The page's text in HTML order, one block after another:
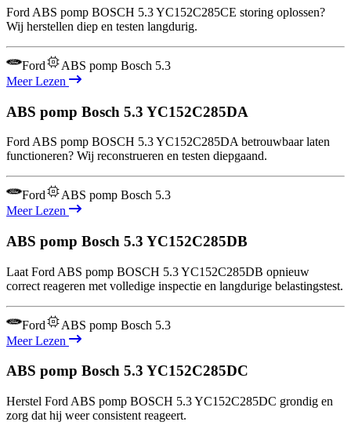
Ford ABS pomp BOSCH 5.3 YC152C285CE storing oplossen?
Wij herstellen diep en testen langdurig.
Ford
ABS pomp Bosch 5.3
Meer Lezen
ABS pomp Bosch 5.3 YC152C285DA
Ford ABS pomp BOSCH 5.3 YC152C285DA betrouwbaar laten
functioneren? Wij reconstrueren en testen diepgaand.
Ford
ABS pomp Bosch 5.3
Meer Lezen
ABS pomp Bosch 5.3 YC152C285DB
Laat Ford ABS pomp BOSCH 5.3 YC152C285DB opnieuw
correct reageren met volledige inspectie en langdurige belastingstest.
Ford
ABS pomp Bosch 5.3
Meer Lezen
ABS pomp Bosch 5.3 YC152C285DC
Herstel Ford ABS pomp BOSCH 5.3 YC152C285DC grondig en
zorg dat hij weer consistent reageert.